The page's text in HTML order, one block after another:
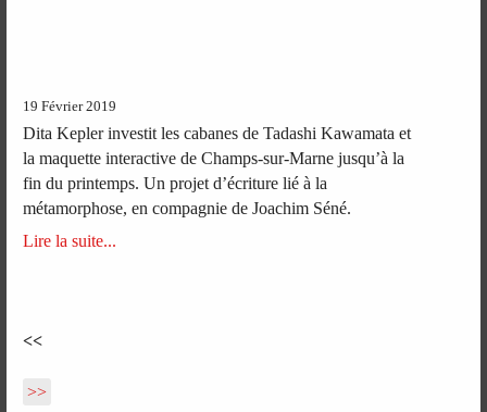
19 Février 2019
Dita Kepler investit les cabanes de Tadashi Kawamata et
la maquette interactive de Champs-sur-Marne jusqu’à la
fin du printemps. Un projet d’écriture lié à la
métamorphose, en compagnie de Joachim Séné.
Lire la suite...
<<
>>